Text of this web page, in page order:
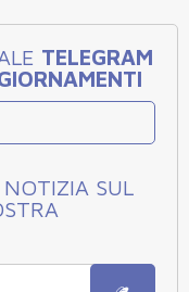
TELEGRAM
SUL